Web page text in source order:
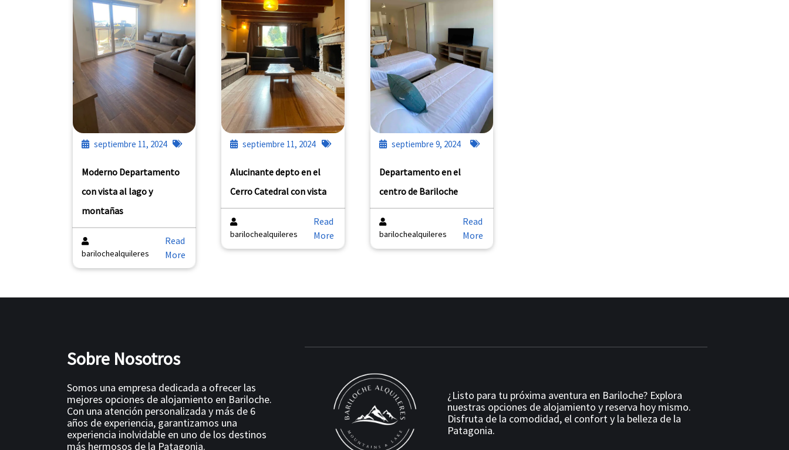
septiembre 11, 2024
Moderno Departamento
con vista al lago y
montañas
barilochealquileres
Read
More
septiembre 11, 2024
Alucinante depto en el
Cerro Catedral con vista
barilochealquileres
Read
More
septiembre 9, 2024
Departamento en el
centro de Bariloche
barilochealquileres
Read
More
Sobre Nosotros
Somos una empresa dedicada a ofrecer las
mejores opciones de alojamiento en Bariloche.
Con una atención personalizada y más de 6
años de experiencia, garantizamos una
experiencia inolvidable en uno de los destinos
más hermosos de la Patagonia.
¿Listo para tu próxima aventura en Bariloche? Explora
nuestras opciones de alojamiento y reserva hoy mismo.
Disfruta de la comodidad, el confort y la belleza de la
Patagonia.